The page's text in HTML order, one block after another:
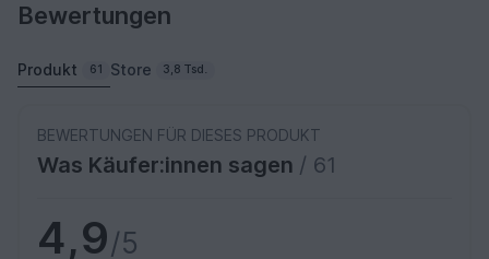
Bewertungen
Produkt 61 Store 3,8 Tsd.
BEWERTUNGEN FÜR DIESES PRODUKT
Was Käufer:innen sagen / 61
4,9/5